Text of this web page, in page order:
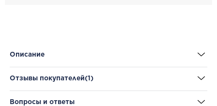
Описание
Отзывы покупателей(1)
Вопросы и ответы